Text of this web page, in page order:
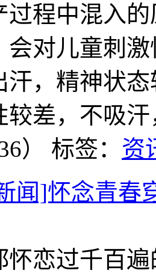
过程中混入
会对儿童刺
汗，精神状
较差，不吸汗
） 标签： 资
闻]怀念青春
怀恋过千百